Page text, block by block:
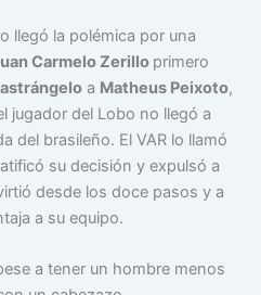
llegó la polémica por una
Carmelo Zerillo primero
a Matheus Peixoto,
jugador del Lobo no llegó a
del brasileño. El VAR lo llamó
su decisión y expulsó a
desde los doce pasos y a
a su equipo.
a tener un hombre menos